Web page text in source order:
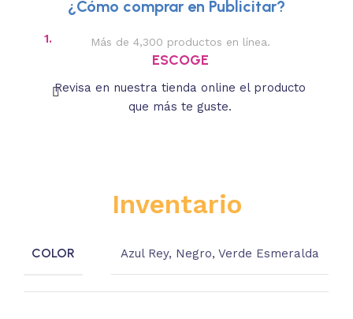
¿Cómo comprar en Publicitar?
1. Más de 4,300 productos en línea.
ESCOGE
Revisa en nuestra tienda online el producto
que más te guste.
Inventario
COLOR Azul Rey, Negro,Verde Esmeralda